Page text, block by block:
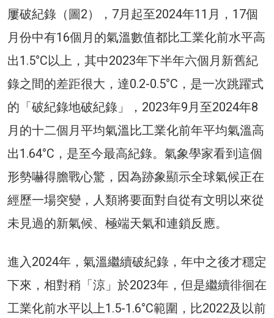
屢破紀錄（圖2），7月起至2024年11月，17個
月份中有16個月的氣溫數值都比工業化前水平高
出1.5°C以上，其中2023年下半年六個月新舊紀
錄之間的差距很大，達0.2-0.5°C，是一次跳躍式
的「破紀錄地破紀錄」，2023年9月至2024年8
月的十二個月平均氣溫比工業化前年平均氣溫高
出1.64°C，是至今最高紀錄。氣象學家看到這個
形勢嚇得膽戰心驚，因為跡象顯示全球氣候正在
經歷一場突變，人類將要面對自從有文明以來從
未見過的新氣候、極端天氣和連鎖反應。
進入2024年，氣溫繼續破紀錄，年中之後才穩定
下來，相對稍「涼」於2023年，但是繼續徘徊在
工業化前水平以上1.5-1.6°C範圍，比2022及以前